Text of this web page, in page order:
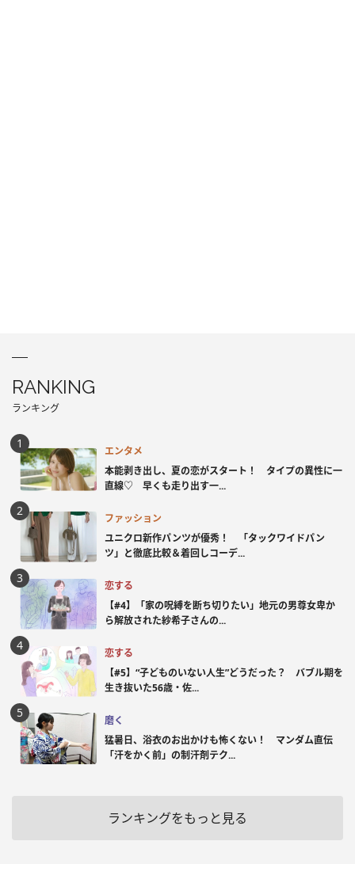
RANKING
ランキング
エンタメ
本能剥き出し、夏の恋がスタート！ タイプの異性に一
直線♡ 早くも走り出す一...
ファッション
ユニクロ新作パンツが優秀！ 「タックワイドパン
ツ」と徹底比較＆着回しコーデ...
恋する
【#4】「家の呪縛を断ち切りたい」地元の男尊女卑か
ら解放された紗希子さんの...
恋する
【#5】“子どものいない人生”どうだった？ バブル期を
生き抜いた56歳・佐...
磨く
猛暑日、浴衣のお出かけも怖くない！ マンダム直伝
「汗をかく前」の制汗剤テク...
ランキングをもっと見る